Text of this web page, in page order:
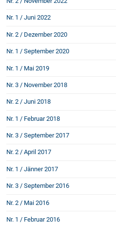
Fachliteratur
FAQ
Unternehmensnachfolge in der
und Übergabeverträgen
Checklisten: Haus-, Wohnungs- und
Checkliste: Mietvertrag
Checkliste: GmbH-Gründung
Checkliste: Gewerbeanm. durch jur.
Person
Nr. 1 / Juni 2022
Nr. 2 / Dezember 2020
Nr. 1 / September 2020
Nr. 1 / Mai 2019
Nr. 3 / November 2018
Nr. 2 / Juni 2018
Nr. 1 / Februar 2018
Nr. 3 / September 2017
Nr. 2 / April 2017
Nr. 1 / Jänner 2017
Nr. 3 / September 2016
Nr. 2 / Mai 2016
Nr. 1 / Februar 2016